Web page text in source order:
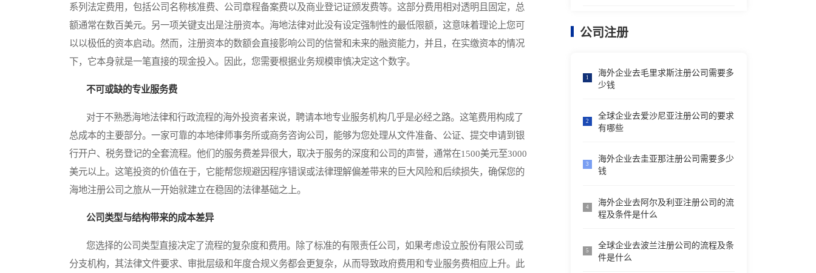
系列法定费用，包括公司名称核准费、公司章程备案费以及商业登记证颁发费等。这部分费用相对透明且固定，总
额通常在数百美元。另一项关键支出是注册资本。海地法律对此没有设定强制性的最低限额，这意味着理论上您可
以以极低的资本启动。然而，注册资本的数额会直接影响公司的信誉和未来的融资能力，并且，在实缴资本的情况
下，它本身就是一笔直接的现金投入。因此，您需要根据业务规模审慎决定这个数字。
不可或缺的专业服务费
对于不熟悉海地法律和行政流程的海外投资者来说，聘请本地专业服务机构几乎是必经之路。这笔费用构成了
总成本的主要部分。一家可靠的本地律师事务所或商务咨询公司，能够为您处理从文件准备、公证、提交申请到银
行开户、税务登记的全套流程。他们的服务费差异很大，取决于服务的深度和公司的声誉，通常在1500美元至3000
美元以上。这笔投资的价值在于，它能帮您规避因程序错误或法律理解偏差带来的巨大风险和后续损失，确保您的
海地注册公司之旅从一开始就建立在稳固的法律基础之上。
公司类型与结构带来的成本差异
您选择的公司类型直接决定了流程的复杂度和费用。除了标准的有限责任公司，如果考虑设立股份有限公司或
分支机构，其法律文件要求、审批层级和年度合规义务都会更复杂，从而导致政府费用和专业服务费相应上升。此
公司注册
1
海外企业去毛里求斯注册公司需要多
少钱
2
全球企业去爱沙尼亚注册公司的要求
有哪些
3
海外企业去圭亚那注册公司需要多少
钱
4
海外企业去阿尔及利亚注册公司的流
程及条件是什么
5
全球企业去波兰注册公司的流程及条
件是什么